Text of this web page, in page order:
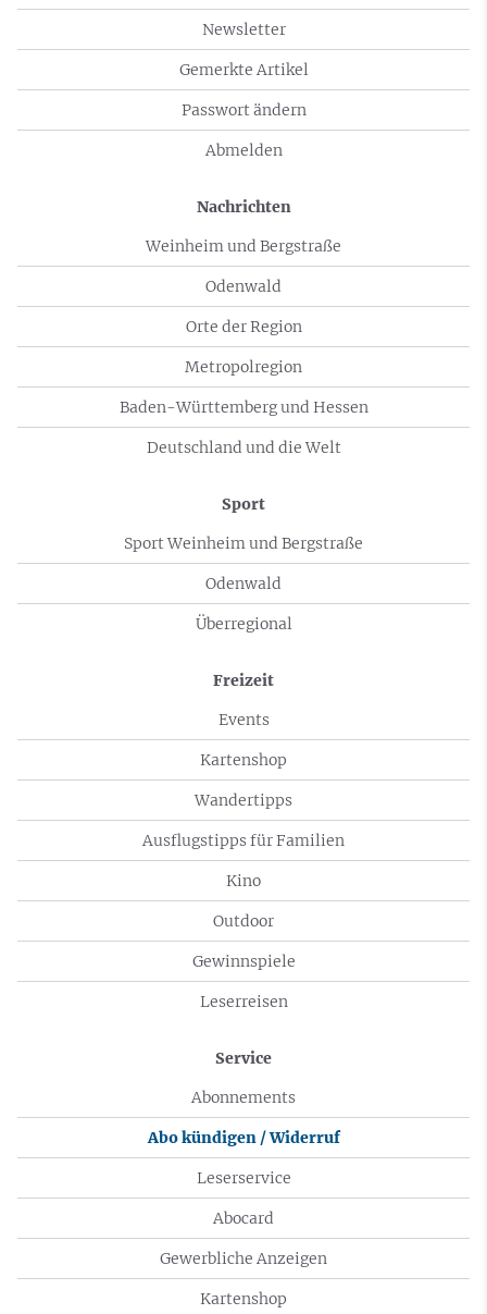
Newsletter
Gemerkte Artikel
Passwort ändern
Abmelden
Nachrichten
Weinheim und Bergstraße
Odenwald
Orte der Region
Metropolregion
Baden-Württemberg und Hessen
Deutschland und die Welt
Sport
Sport Weinheim und Bergstraße
Odenwald
Überregional
Freizeit
Events
Kartenshop
Wandertipps
Ausflugstipps für Familien
Kino
Outdoor
Gewinnspiele
Leserreisen
Service
Abonnements
Abo kündigen / Widerruf
Leserservice
Abocard
Gewerbliche Anzeigen
Kartenshop